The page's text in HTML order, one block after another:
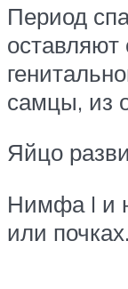
Период
самцы, из
Яйцо
Нимфа I и
или почках.